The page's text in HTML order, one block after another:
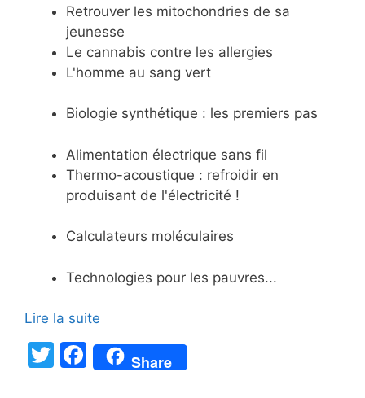
Retrouver les mitochondries de sa
jeunesse
Le cannabis contre les allergies
L'homme au sang vert
Biologie synthétique : les premiers pas
Alimentation électrique sans fil
Thermo-acoustique : refroidir en
produisant de l'électricité !
Calculateurs moléculaires
Technologies pour les pauvres...
Lire la suite
T
F
a
Share